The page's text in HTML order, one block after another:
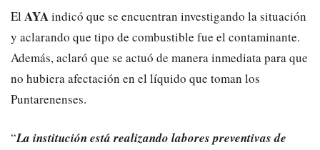
El AYAindicó que se encuentran investigando la situación
y aclarando que tipo de combustible fue el contaminante.
Además, aclaró que se actuó de manera inmediata para que
no hubiera afectación en el líquido que toman los
Puntarenenses.
“La institución está realizando labores preventivas de